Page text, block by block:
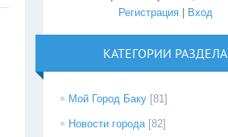
Регистрация| Вход
КАТЕГОРИИ РАЗДЕЛА
Мой Город Баку [81]
Новости города [82]